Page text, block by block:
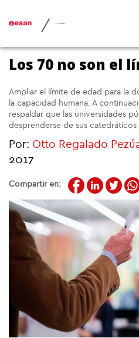
/
Los 70 no son el
Ampliar el límite de edad para la
la capacidad humana. A
respaldar que las universidades
desprenderse de sus catedráticos
Por: Otto Regalado
2017
Compartir en: